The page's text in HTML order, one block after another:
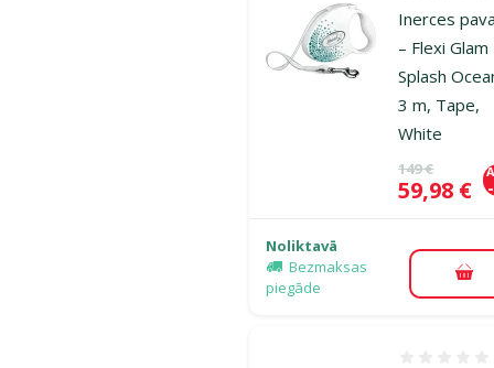
Inerces
– Flexi Glam
Splash
3 m, Tape,
White
Oriģinālā
149 €
Cena
59,98 €
Noliktavā
Bezmaksas
piegāde